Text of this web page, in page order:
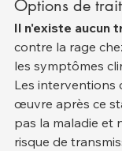
Options de
Il n'existe aucun
contre la rage
les symptômes
Les interventions
œuvre après ce
pas la maladie et
risque de